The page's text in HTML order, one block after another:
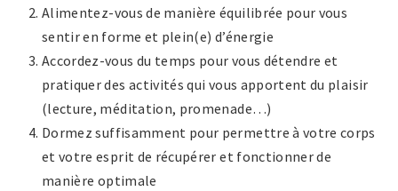
Alimentez-vous de manière équilibrée pour vous
sentir en forme et plein(e) d’énergie
Accordez-vous du temps pour vous détendre et
pratiquer des activités qui vous apportent du plaisir
(lecture, méditation, promenade…)
Dormez suffisamment pour permettre à votre corps
et votre esprit de récupérer et fonctionner de
manière optimale